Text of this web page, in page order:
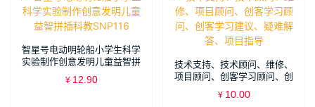
智星号电动明轮船小学生科学
实验制作创意发明儿童益智拼
插科教SNP116
¥ 12.90
技术支持、技术顾问、维修、
项目顾问、创客学习顾问、创
客学习建议、疑难解答、项目
指导
¥ 10.00